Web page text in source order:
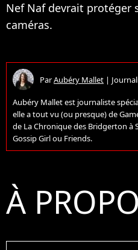
Nef Naf devrait protéger
caméras.
ParAubéry Mallet |
Aubéry Mallet est journaliste
elle a tout vu (ou presque) de
de La Chronique des Bridgerton à
Gossip Girl ou Friends.
À